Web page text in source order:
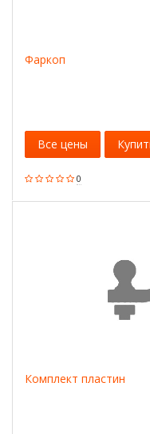
Фаркоп
0
Все цены
Комплект пластин